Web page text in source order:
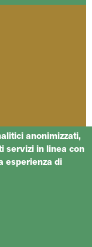
trasparente
anonimizzati,
servizi in linea con
esperienza di